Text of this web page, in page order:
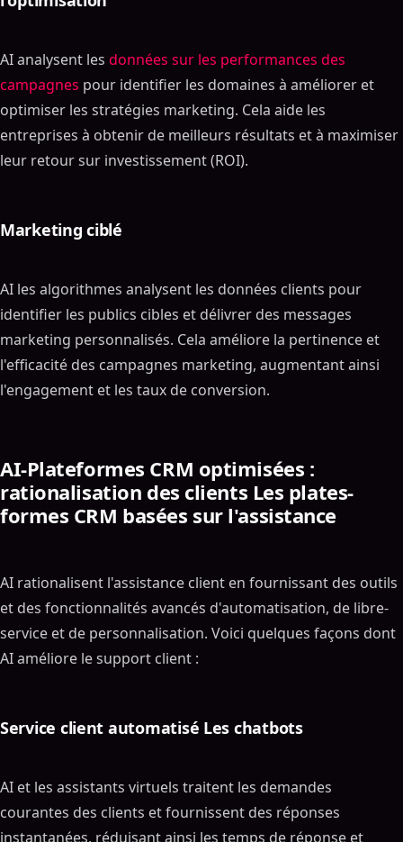
AI analysent les données sur les performances des
campagnes pour identifier les domaines à améliorer et
optimiser les stratégies marketing. Cela aide les
entreprises à obtenir de meilleurs résultats et à maximiser
leur retour sur investissement (ROI).
Marketing ciblé
AI les algorithmes analysent les données clients pour
identifier les publics cibles et délivrer des messages
marketing personnalisés. Cela améliore la pertinence et
l'efficacité des campagnes marketing, augmentant ainsi
l'engagement et les taux de conversion.
AI-Plateformes CRM optimisées :
rationalisation des clients Les plates-
formes CRM basées sur l'assistance
AI rationalisent l'assistance client en fournissant des outils
et des fonctionnalités avancés d'automatisation, de libre-
service et de personnalisation. Voici quelques façons dont
AI améliore le support client :
Service client automatisé Les chatbots
AI et les assistants virtuels traitent les demandes
courantes des clients et fournissent des réponses
instantanées, réduisant ainsi les temps de réponse et